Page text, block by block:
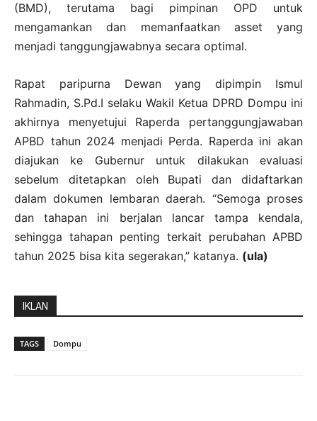
(BMD), terutama bagi pimpinan OPD untuk
mengamankan dan memanfaatkan asset yang
menjadi tanggungjawabnya secara optimal.
Rapat paripurna Dewan yang dipimpin Ismul
Rahmadin, S.Pd.I selaku Wakil Ketua DPRD Dompu ini
akhirnya menyetujui Raperda pertanggungjawaban
APBD tahun 2024 menjadi Perda. Raperda ini akan
diajukan ke Gubernur untuk dilakukan evaluasi
sebelum ditetapkan oleh Bupati dan didaftarkan
dalam dokumen lembaran daerah. “Semoga proses
dan tahapan ini berjalan lancar tampa kendala,
sehingga tahapan penting terkait perubahan APBD
tahun 2025 bisa kita segerakan,” katanya. (ula)
IKLAN
TAGS Dompu